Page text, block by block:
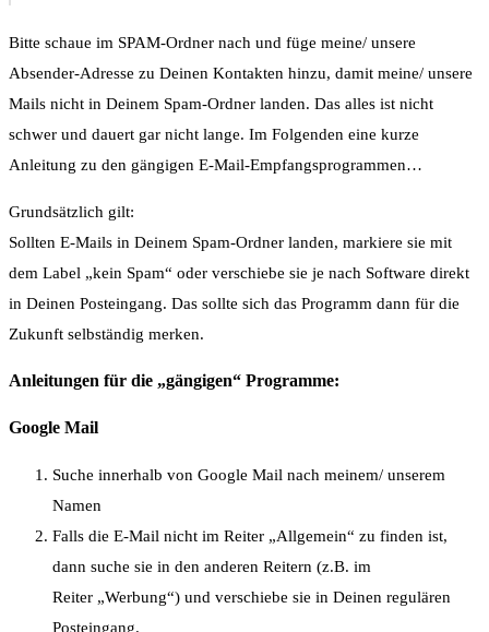
Bitte schaue im SPAM-Ordner nach und füge meine/ unsere
Absender-Adresse zu Deinen Kontakten hinzu, damit meine/ unsere
Mails nicht in Deinem Spam-Ordner landen. Das alles ist nicht
schwer und dauert gar nicht lange. Im Folgenden eine kurze
Anleitung zu den gängigen E-Mail-Empfangsprogrammen…
Grundsätzlich gilt:
Sollten E-Mails in Deinem Spam-Ordner landen, markiere sie mit
dem Label „kein Spam“ oder verschiebe sie je nach Software direkt
in Deinen Posteingang. Das sollte sich das Programm dann für die
Zukunft selbständig merken.
Anleitungen für die „gängigen“ Programme:
Google Mail
Suche innerhalb von Google Mail nach meinem/ unserem
Namen
Falls die E-Mail nicht im Reiter „Allgemein“ zu finden ist,
dann suche sie in den anderen Reitern (z.B. im
Reiter „Werbung“) und verschiebe sie in Deinen regulären
Posteingang.